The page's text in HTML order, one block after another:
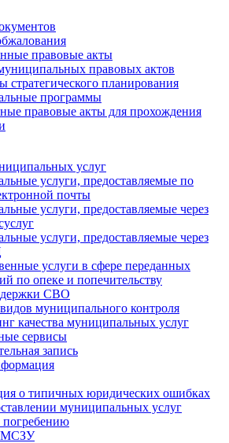
правовые акты
правовых актов
стратегического планирования
программы
правовые акты для прохождения
услуг
услуги, предоставляемые по
почты
услуги, предоставляемые через
услуги, предоставляемые через
услуги в сфере переданных
по опеке и попечительству
СВО
муниципального контроля
качества муниципальных услуг
сервисы
запись
о типичных юридических ошибках
муниципальных услуг
погребению
МСЗУ